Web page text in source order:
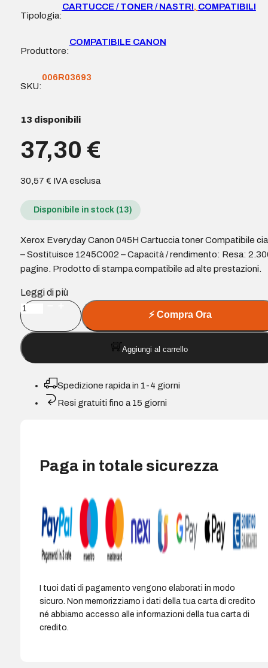
Tipologia:
CARTUCCE / TONER / NASTRI, COMPATIBILI
Produttore:
COMPATIBILE CANON
SKU:
006R03693
13 disponibili
37,30 €
30,57 € IVA esclusa
Disponibile in stock (13)
Xerox Everyday Canon 045H Cartuccia toner Compatibile
– Sostituisce 1245C002 – Capacità / rendimento: Resa:
pagine. Prodotto di stampa compatibile ad alte prestazioni.
Leggi di più
Xerox
Everyday
Canon
045H
Cartuccia
Compatibile
ciano
quantità
⚡Compra Ora
Aggiungi al carrello
Spedizione rapida in 1-4 giorni
Resi gratuiti fino a 15 giorni
Paga in totale sicurezza
I tuoi dati di pagamento vengono elaborati in modo
sicuro. Non memorizziamo i dati della tua carta di credito
né abbiamo accesso alle informazioni della tua carta di
credito.